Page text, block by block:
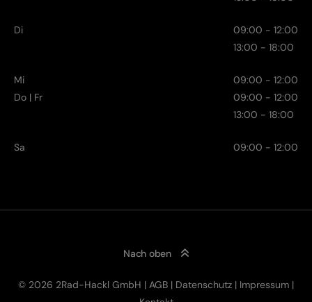
Di
09:00 - 12:00
13:00 - 18:00
Mi
09:00 - 12:00
Do | Fr
09:00 - 12:00
13:00 - 18:00
Sa 09:00 - 12:00
Nach oben
© 2026 2Rad-Hackl GmbH | AGB | Datenschutz | Impressum |